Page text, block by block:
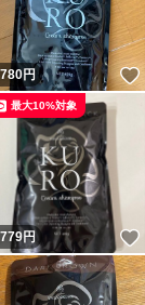
ね！
円
ね！
円
最大10%対象